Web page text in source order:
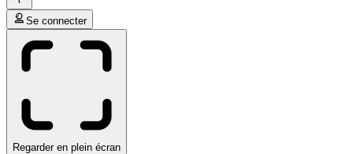
Se connecter
Regarder en plein écran